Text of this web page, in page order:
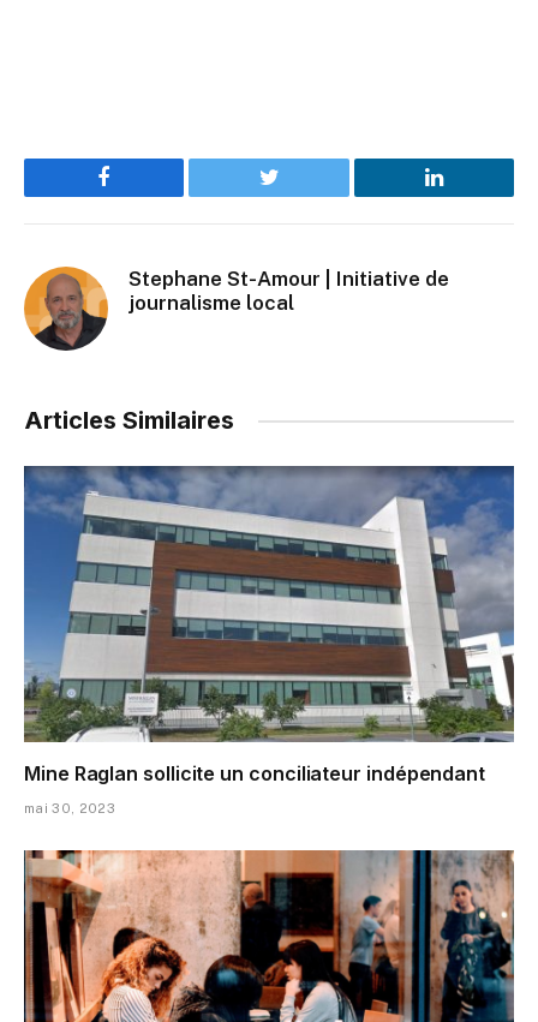
Facebook Twitter LinkedIn
Stephane St-Amour | Initiative de
journalisme local
Articles Similaires
Mine Raglan sollicite un conciliateur indépendant
mai 30, 2023